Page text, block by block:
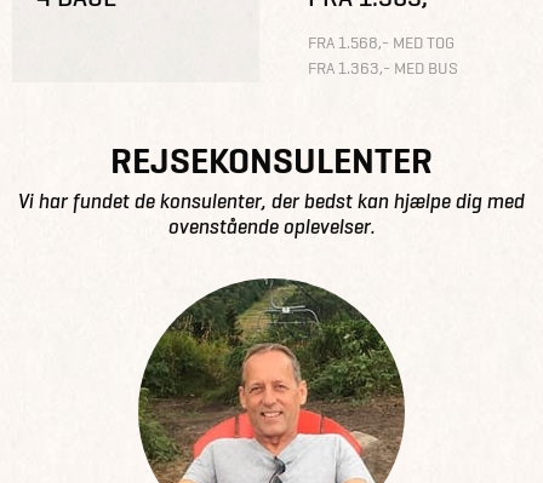
FRA 1.568,- MED TOG
FRA 1.363,- MED BUS
REJSEKONSULENTER
Vi har fundet de konsulenter, der bedst kan hjælpe dig med
ovenstående oplevelser.